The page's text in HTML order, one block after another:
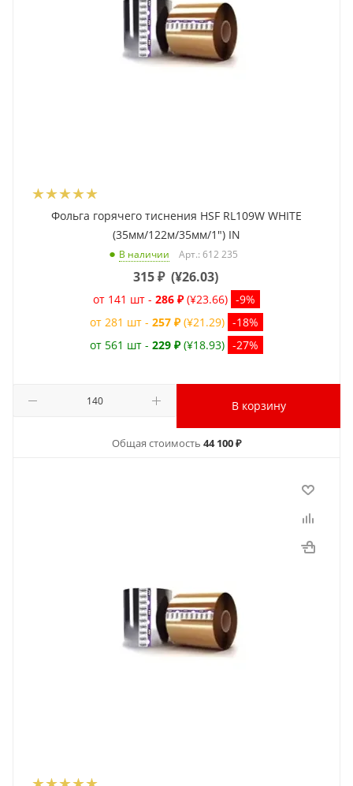
Фольга горячего тиснения HSF RL109W WHITE
(35мм/122м/35мм/1") IN
В наличии Арт.: 612 235
315₽ (¥26.03)
от 141 шт - 286 ₽ (¥23.66) -9%
от 281 шт - 257 ₽ (¥21.29) -18%
от 561 шт - 229 ₽ (¥18.93) -27%
В корзину
Общая стоимость 44 100 ₽